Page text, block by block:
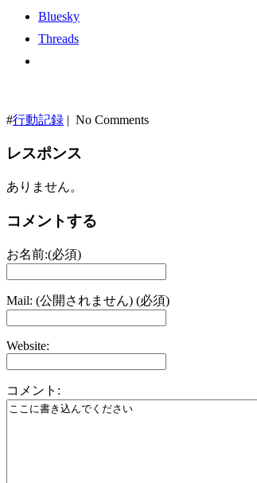
Bluesky
Threads
#行動記録 | No Comments
レスポンス
ありません。
コメントする
お名前:(必須)
Mail: (公開されません) (必須)
Website:
コメント: